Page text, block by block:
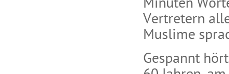
Minuten
Vertretern
Muslime
Gespannt